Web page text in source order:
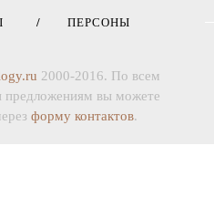
ПЕРСОНЫ
2000-2016. По всем
предложениям вы можете
форму контактов.